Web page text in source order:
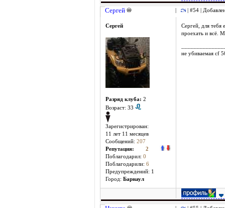
Сергей | #54 |
Сергей
Разряд клуба: 2
Возраст: 33
Зарегистрирован:
11 лет 11 месяцев
Сообщений: 207
Репутация: 2
Поблагодарил: 0
Поблагодарили: 6
Предупреждений: 1
Город: Барнаул
Сергей, для тебя
проехать и всё.
не убиваемая cf